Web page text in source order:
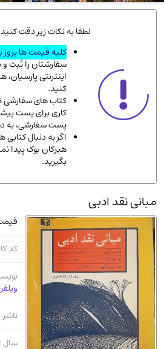
روانشناسی(112)
طب گیاهی و سنتی(45)
فلسفه و جامعه شناسی(151)
ادبیات و شعر
ادیان و مذاهب
دانشگاهی و آموزشی
اقتصادی، بازاریابی و مالی(56)
پزشکی(140)
کامپیوتر و نرم افزار
ورزشی و تربیت بدنی(34)
آشپزی و خوراکی(25)
سرگرمی و بازی(7)
سیاسی(116)
رمان و داستان خارجی(489)
حقوقی و قانون(47)
کتاب های مصور رنگی و گلاسه(23)
لطفا به نکات زیر دقت
کلیه قیمت ها بروز
سفارشتان را ثبت و
اینترنتی پارسیان،
کنید.
پست سفارشی، به
اگر به دنبال
هیرکان بوک پیدا
بگیرید.
مبانی نقد ادبی
کد
ناشر
سال